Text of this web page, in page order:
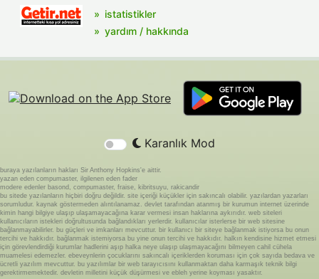
istatistikler
yardım / hakkında
Karanlık Mod
buraya yazılanların hakları Sir Anthony Hopkins'e aittir.
yazan eden compumaster, ilgilenen eden fader
modere edenler basond, compumaster, fraise, kibritsuyu, rakicandir
bu sitede yazılanların hiçbiri doğru değildir. site içeriği küçükler için sakıncalı olabilir. yazılardan yazarları
sorumludur. kaynak göstermeden alıntılanamaz. devlet tarafından atanmış bir kurumun internet üzerinde
kimin hangi bilgiye ulaşıp ulaşamayacağına karar vermesi insan haklarına aykırıdır. web siteleri
kullanıcıların istekleri doğrultusunda bağlandıkları yerlerdir. kullanıcılar isterlerse bir web sitesine
bağlanmayabilirler. bu güçleri ve imkanları mevcuttur. bir kullanıcı bir siteye bağlanmak istiyorsa bu onun
tercihi ve hakkıdır. bağlanmak istemiyorsa bu yine onun tercihi ve hakkıdır. halkın kendisine hizmet etmesi
için görevlendirdiği kurumlar hadlerini aşıp halka neye ulaşıp ulaşmayacağını bilmeyen cahil cühela
muamelesi edemezler. ebeveynlerin çocuklarını sakıncalı içeriklerden koruması için çok sayıda bedava ve
ücretli yazılım mevcuttur. bu yazılımlar bir web tarayıcısını kullanmaktan daha karmaşık teknik bilgi
gerektirmemektedir. devletin milletini küçük düşürmesi ve ebleh yerine koyması yasaktır.